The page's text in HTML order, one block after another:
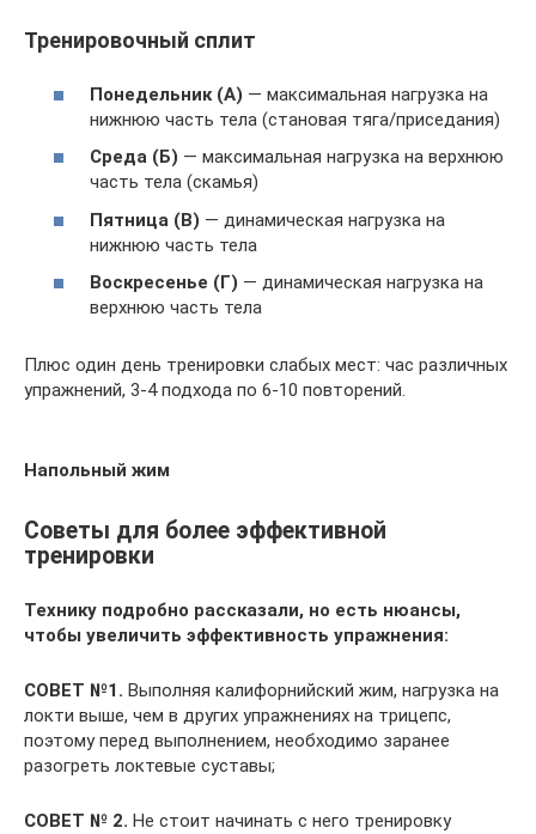
Тренировочный сплит
Понедельник (А) — максимальная нагрузка на
нижнюю часть тела (становая тяга/приседания)
Среда (Б) — максимальная нагрузка на верхнюю
часть тела (скамья)
Пятница (В) — динамическая нагрузка на
нижнюю часть тела
Воскресенье (Г) — динамическая нагрузка на
верхнюю часть тела
Плюс один день тренировки слабых мест: час различных
упражнений, 3-4 подхода по 6-10 повторений.
Напольный жим
Советы для более эффективной
тренировки
Технику подробно рассказали, но есть нюансы,
чтобы увеличить эффективность упражнения:
СОВЕТ №1. Выполняя калифорнийский жим, нагрузка на
локти выше, чем в других упражнениях на трицепс,
поэтому перед выполнением, необходимо заранее
разогреть локтевые суставы;
СОВЕТ № 2. Не стоит начинать с него тренировку